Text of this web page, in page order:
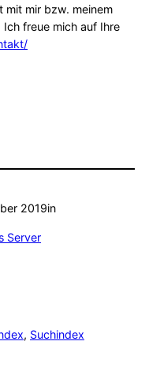
mit mir bzw. meinem
Ich freue mich auf Ihre
2019in
Server
, Suchindex